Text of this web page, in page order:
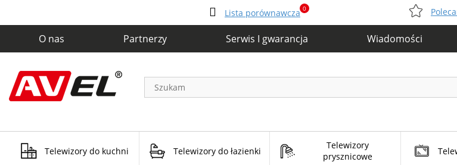
Lista porównawcza 0
O nas Partnerzy Serwis I gwarancja Wiadomości
Telewizory do kuchni Telewizory do łazienki
Telewizory
prysznicowe